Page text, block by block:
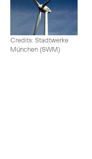
Credits: Stadtwerke
München (SWM)